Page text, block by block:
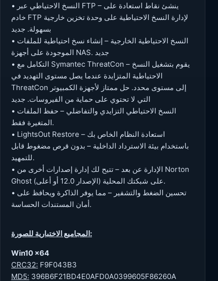
• النسخ الاحتياطي عبر FTP – ينشئ نقاط استعادة على
خادم FTP لإدارة النسخ الاحتياطية على وحدة تخزين خارجية
بسهولة. جديد
• النسخ الاحتياطية الخارجية – إنشاء نسخ احتياطية للملفات
الموجودة على أجهزة NAS. جديد
• التكامل مع Symantec ThreatCon – يقوم بتشغيل النسخ
الاحتياطية المتزايدة عندما يصل مستوى التهديد في
ThreatCon إلى مستوى محدد. حل ممتاز لأجهزة الكمبيوتر
التي لا تحتوي على حماية من الفيروسات. جديد
• النسخ الاحتياطي التزايدي والتفاضلي – حفظ الملفات
المتغيرة فقط.
• LightsOut Restore – استعادة النظام الخاص بك
باستخدام بيئة الاسترداد الداخلية – بدون قرص مضغوط قابل
للتمهيد.
• الإدارة عن بعد – تتيح لك إدارة إصدارات أخرى من Norton
Ghost (الإصدار 12.0 أو أعلى) على شبكتك المحلية.
• تحسين الضغط والتشفير – مما يوفر الذاكرة ويحافظ على
أمان المستندات الحساسة.
المجاميع الاختبارية للصورة:
Win10 x64
CRC32: F9F043B3
MD5: 396B6F21BD4E0AFD0A0399605F86260A